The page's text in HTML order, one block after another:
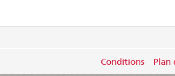
Conditions Plan